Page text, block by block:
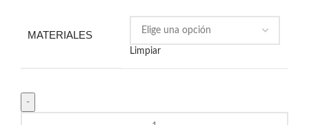
MATERIALES
Limpiar